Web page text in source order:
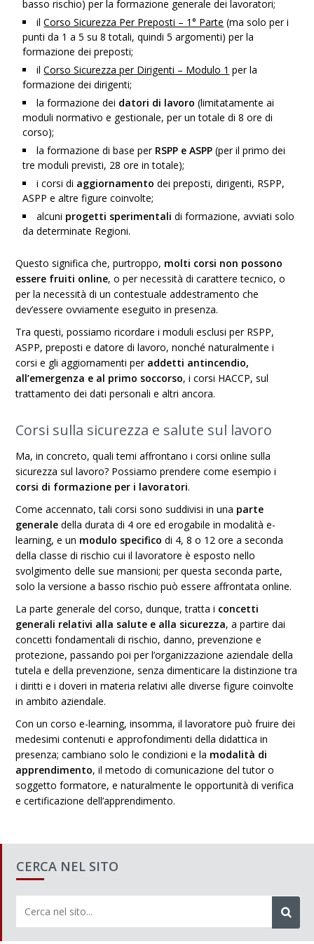
basso rischio) per la formazione generale dei lavoratori;
ilCorso Sicurezza Per Preposti – 1° Parte (ma solo per i
punti da 1 a 5 su 8 totali, quindi 5 argomenti) per la
formazione dei preposti;
ilCorso Sicurezza per Dirigenti – Modulo 1 per la
formazione dei dirigenti;
la formazione dei datori di lavoro (limitatamente ai
moduli normativo e gestionale, per un totale di 8 ore di
corso);
la formazione di base per RSPP e ASPP (per il primo dei
tre moduli previsti, 28 ore in totale);
i corsi di aggiornamento dei preposti, dirigenti, RSPP,
ASPP e altre figure coinvolte;
alcuni progetti sperimentali di formazione, avviati solo
da determinate Regioni.
Questo significa che, purtroppo, molti corsi non possono
essere fruiti online, o per necessità di carattere tecnico, o
per la necessità di un contestuale addestramento che
dev’essere ovviamente eseguito in presenza.
Tra questi, possiamo ricordare i moduli esclusi per RSPP,
ASPP, preposti e datore di lavoro, nonché naturalmente i
corsi e gli aggiornamenti per addetti antincendio,
all’emergenza e al primo soccorso, i corsi HACCP, sul
trattamento dei dati personali e altri ancora.
Corsi sulla sicurezza e salute sul lavoro
Ma, in concreto, quali temi affrontano i corsi online sulla
sicurezza sul lavoro? Possiamo prendere come esempio i
corsi di formazione per i lavoratori.
Come accennato, tali corsi sono suddivisi in una parte
generale della durata di 4 ore ed erogabile in modalità e-
learning, e un modulo specifico di 4, 8 o 12 ore a seconda
della classe di rischio cui il lavoratore è esposto nello
svolgimento delle sue mansioni; per questa seconda parte,
solo la versione a basso rischio può essere affrontata online.
La parte generale del corso, dunque, tratta i concetti
generali relativi alla salute e alla sicurezza, a partire dai
concetti fondamentali di rischio, danno, prevenzione e
protezione, passando poi per l’organizzazione aziendale della
tutela e della prevenzione, senza dimenticare la distinzione tra
i diritti e i doveri in materia relativi alle diverse figure coinvolte
in ambito aziendale.
Con un corso e-learning, insomma, il lavoratore può fruire dei
medesimi contenuti e approfondimenti della didattica in
presenza; cambiano solo le condizioni e la modalità di
apprendimento, il metodo di comunicazione del tutor o
soggetto formatore, e naturalmente le opportunità di verifica
e certificazione dell’apprendimento.
CERCA NEL SITO